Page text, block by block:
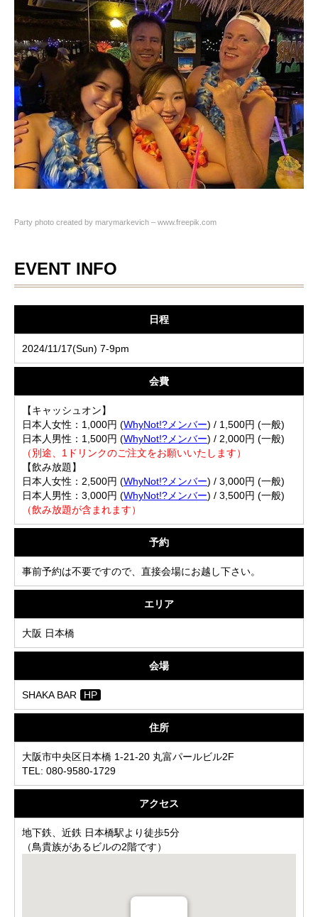
Party photo created by marymarkevich – www.freepik.com
EVENT INFO
日程
2024/11/17(Sun) 7-9pm
会費
【キャッシュオン】
日本人女性：1,000円 (WhyNot!?メンバー) / 1,500円 (一般)
日本人男性：1,500円 (WhyNot!?メンバー) / 2,000円 (一般)
（別途、1ドリンクのご注文をお願いいたします）
【飲み放題】
日本人女性：2,500円 (WhyNot!?メンバー) / 3,000円 (一般)
日本人男性：3,000円 (WhyNot!?メンバー) / 3,500円 (一般)
（飲み放題が含まれます）
予約
事前予約は不要ですので、直接会場にお越し下さい。
エリア
大阪 日本橋
会場
SHAKA BAR HP
住所
大阪市中央区日本橋 1-21-20 丸富パールビル2F
TEL: 080-9580-1729
アクセス
地下鉄、近鉄 日本橋駅より徒歩5分
（鳥貴族があるビルの2階です）